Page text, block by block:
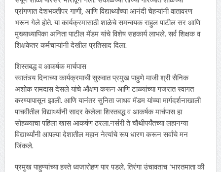
प्रांगणात देशभक्तीपर गाणी, आणि विद्यार्थ्यांच्या आनंदी चेहऱ्यांनी वातावरण
भरून गेले होते. या कार्यक्रमासाठी शाळेचे समन्वयक राहुल पाटील सर आणि
मुख्याध्यापिका अनिता पाटील मॅडम यांचे विशेष सहकार्य लाभले. सर्व शिक्षक व
शिक्षकेतर कर्मचाऱ्यांनी देखील प्रतिसाद दिला.
शिस्तबद्ध व आकर्षक मार्चपास
स्वातंत्र्य दिनाच्या कार्यक्रमाची सुरुवात प्रमुख पाहुणे माजी श्री सैनिक
अशोक रामदास देसले यांचे औक्षण करून आणि टाळ्यांच्या गजरात स्वागत
करण्यापासून झाली. आणि यानंतर सुनिता जाधव मॅडम यांच्या मार्गदर्शनाखाली
पाचवीतील विद्यार्थ्यांनी सादर केलेला शिस्तबद्ध व आकर्षक मार्चपास हा
सोहळ्याचा पहिला खास आकर्षण ठरला.नर्सरी ते चौथीपर्यंतच्या लहानग्या
विद्यार्थ्यांनी आपल्या देशातील महान नेत्यांचे रूप धारण करून सर्वांचे मन
जिंकले.
प्रमुख पाहुण्यांच्या हस्ते ध्वजारोहण पार पडले. तिरंगा उंचावताच ‘भारतमाता की